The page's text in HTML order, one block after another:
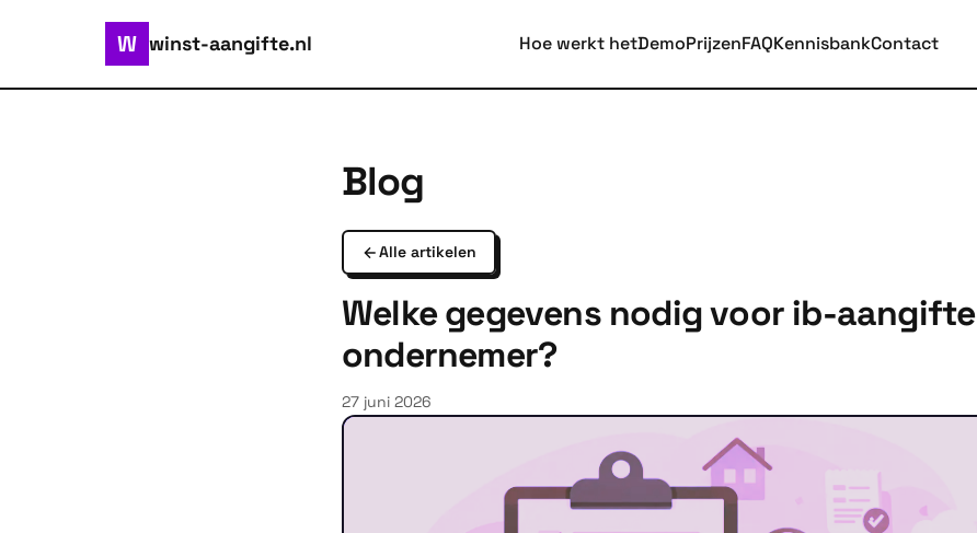
W winst-aangifte.nl Hoe werkt hetDemoPrijzenFAQKennisbankContact
Blog
Alle artikelen
Welke gegevens nodig voor ib-aangifte
ondernemer?
27 juni 2026